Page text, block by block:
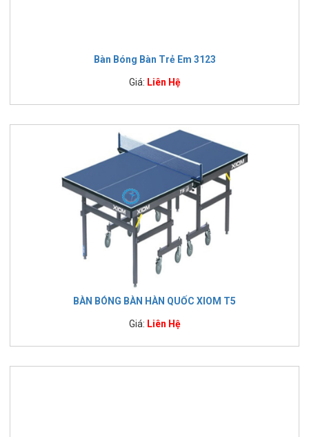
Bàn Bóng Bàn Trẻ Em 3123
Giá: Liên Hệ
BÀN BÓNG BÀN HÀN QUỐC XIOM T5
Giá: Liên Hệ